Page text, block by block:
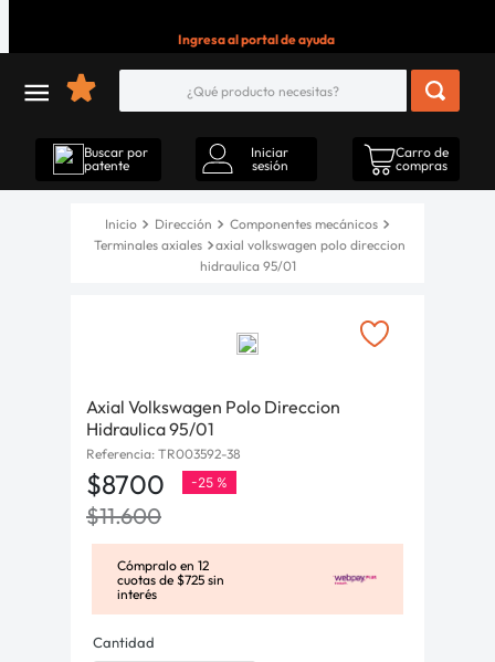
Ingresa al portal de ayuda
¿Qué producto necesitas?
Buscar por
patente
Iniciar
sesión
Carro de
compras
Dirección
Componentes mecánicos
Terminales axiales
axial volkswagen polo direccion
hidraulica 95/01
Axial Volkswagen Polo Direccion
Hidraulica 95/01
Referencia: TR003592-38
$8700 -25 %
$11.600
Cómpralo en 12
cuotas de $725 sin
interés
Cantidad